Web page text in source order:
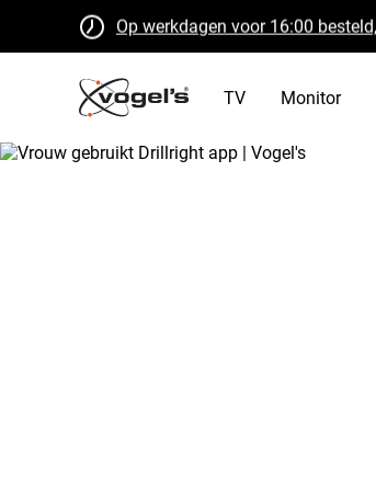
Op werkdagen voor 16:00
Gratis retourneren binnen 30
B Corp gecertificeerd
TV Monitor